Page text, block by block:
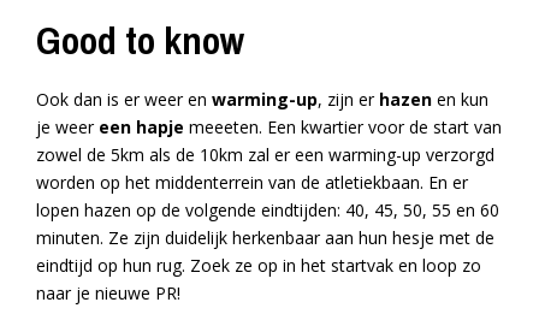
Good to know
Ook dan is er weer en warming-up, zijn er hazen en kun
je weer een hapje meeeten. Een kwartier voor de start van
zowel de 5km als de 10km zal er een warming-up verzorgd
worden op het middenterrein van de atletiekbaan. En er
lopen hazen op de volgende eindtijden: 40, 45, 50, 55 en 60
minuten. Ze zijn duidelijk herkenbaar aan hun hesje met de
eindtijd op hun rug. Zoek ze op in het startvak en loop zo
naar je nieuwe PR!